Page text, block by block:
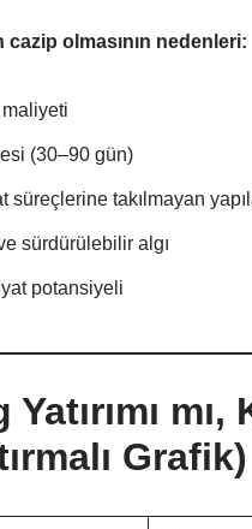
cazip olmasının nedenleri:
maliyeti
(30–90 gün)
süreçlerine takılmayan
sürdürülebilir algı
potansiyeli
Grafik)